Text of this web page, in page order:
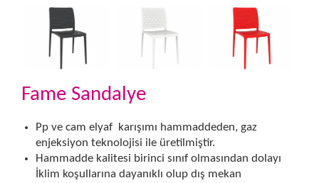
Fame Sandalye
Pp ve cam elyaf karışımı hammaddeden, gaz
enjeksiyon teknolojisi ile üretilmiştir.
Hammadde kalitesi birinci sınıf olmasından dolayı
İklim koşullarına dayanıklı olup dış mekan